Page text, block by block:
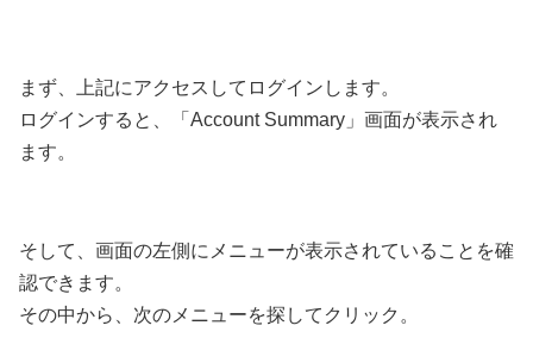
まず、上記にアクセスしてログインします。
ログインすると、「Account Summary」画面が表示され
ます。
そして、画面の左側にメニューが表示されていることを確
認できます。
その中から、次のメニューを探してクリック。